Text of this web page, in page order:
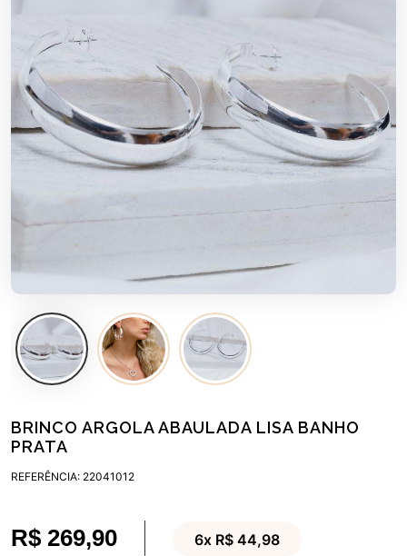
BRINCO ARGOLA ABAULADA LISA BANHO
PRATA
REFERÊNCIA: 22041012
R$ 269,90 6x R$ 44,98